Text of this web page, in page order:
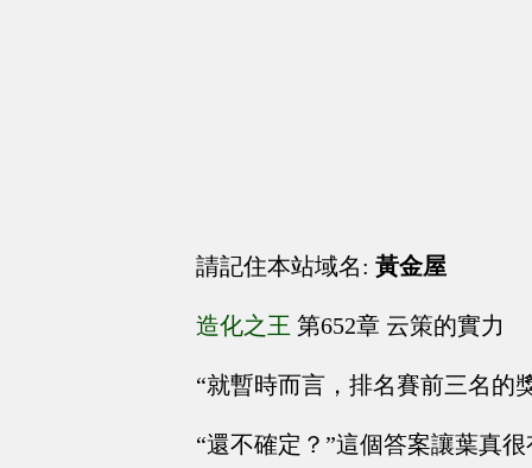
請記住本站域名: 黃金屋
造化之王 第652章 云策的實力
“就暫時而言，排名賽前三名的
“還不確定？”這個答案讓葉真